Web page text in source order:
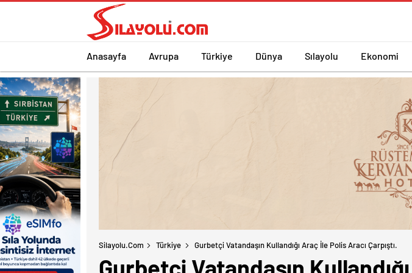
Anasayfa Avrupa Türkiye Dünya Sılayolu Ekonomi
Silayolu.com Türkiye Gurbetçi Vatandaşın Kullandığı Araç İle Polis Aracı Çarpıştı.